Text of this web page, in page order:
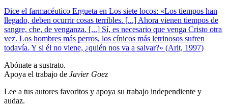
Dice el farmacéutico Ergueta en Los siete locos: «Los tiempos han
llegado, deben ocurrir cosas terribles. [...] Ahora vienen tiempos de
sangre, che, de venganza. [...] Sí, es necesario que venga Cristo otra
vez. Los hombres más perros, los cínicos más letrinosos sufren
todavía. Y si él no viene, ¿quién nos va a salvar?» (Arlt, 1997)
Abónate a sustrato.
Apoya el trabajo de Javier Goez
Lee a tus autores favoritos y apoya su trabajo independiente y
audaz.